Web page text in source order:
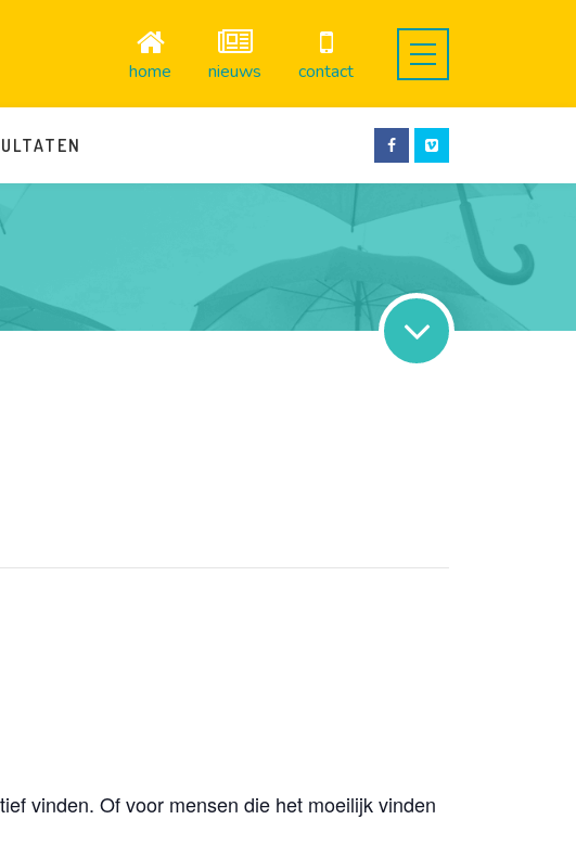
home nieuws contact
vinden. Of voor mensen die het moeilijk vinden